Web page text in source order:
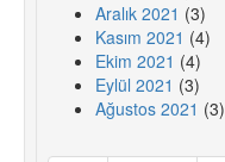
Aralık 2021 (3)
Kasım 2021 (4)
Ekim 2021 (4)
Eylül 2021 (3)
Ağustos 2021 (3)